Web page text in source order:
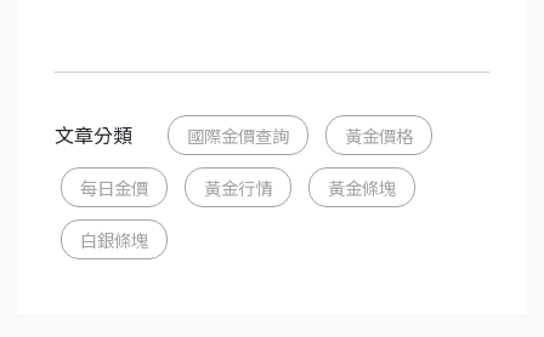
文章分類 國際金價查詢 黃金價格
每日金價 黃金行情 黃金條塊
白銀條塊